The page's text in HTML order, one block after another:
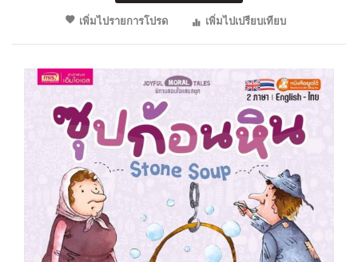
เพิ่มไปรายการโปรด
เพิ่มไปเปรียบเทียบ